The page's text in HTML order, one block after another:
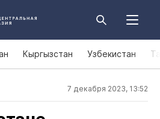
Кыргызстан Узбекистан
7 декабря 2023, 13:52